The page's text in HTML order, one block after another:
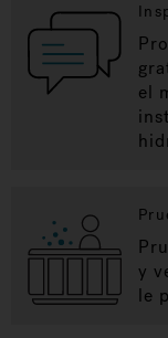
el
y
le